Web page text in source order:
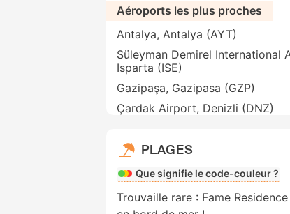
Aéroports les plus proches
Antalya, Antalya (AYT)
Süleyman Demirel International
Isparta (ISE)
Gazipaşa, Gazipasa (GZP)
Çardak Airport, Denizli (DNZ)
PLAGES
Que signifie le code-couleur ?
Trouvaille rare : Fame